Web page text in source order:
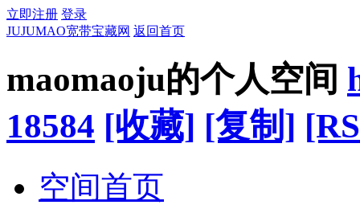
立即注册 登录
JUJUMAO宽带宝藏网 返回首页
maomaoju的个人空间
18584 [收藏] [复制]
空间首页